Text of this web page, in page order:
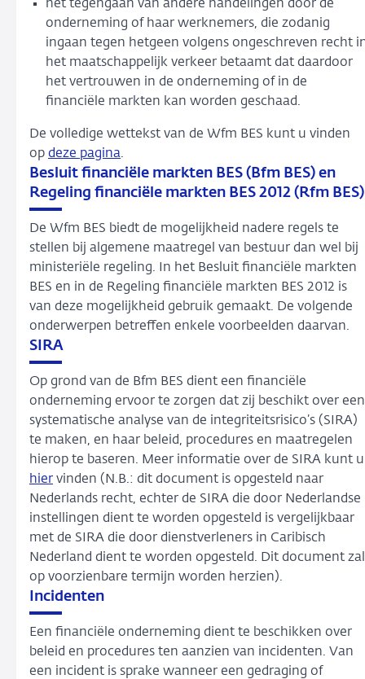
het tegengaan van andere handelingen door de
onderneming of haar werknemers, die zodanig
ingaan tegen hetgeen volgens ongeschreven recht
het maatschappelijk verkeer betaamt dat daardoor
het vertrouwen in de onderneming of in de
financiële markten kan worden geschaad.
De volledige wettekst van de Wfm BES kunt u vinden
op deze pagina.
Besluit financiële markten BES (Bfm BES) en
Regeling financiële markten BES 2012 (Rfm BES)
De Wfm BES biedt de mogelijkheid nadere regels te
stellen bij algemene maatregel van bestuur dan wel bij
ministeriële regeling. In het Besluit financiële markten
BES en in de Regeling financiële markten BES 2012 is
van deze mogelijkheid gebruik gemaakt. De volgende
onderwerpen betreffen enkele voorbeelden daarvan.
SIRA
Op grond van de Bfm BES dient een financiële
onderneming ervoor te zorgen dat zij beschikt over een
systematische analyse van de integriteitsrisico’s (SIRA)
te maken, en haar beleid, procedures en maatregelen
hierop te baseren. Meer informatie over de SIRA kunt u
hier vinden (N.B.: dit document is opgesteld naar
Nederlands recht, echter de SIRA die door Nederlandse
instellingen dient te worden opgesteld is vergelijkbaar
met de SIRA die door dienstverleners in Caribisch
Nederland dient te worden opgesteld. Dit document zal
op voorzienbare termijn worden herzien).
Incidenten
Een financiële onderneming dient te beschikken over
beleid en procedures ten aanzien van incidenten. Van
een incident is sprake wanneer een gedraging of